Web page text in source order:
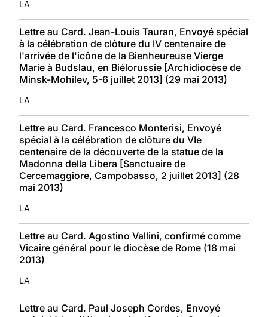
LA
Lettre au Card. Jean-Louis Tauran, Envoyé spécial
à la célébration de clôture du IV centenaire de
l'arrivée de l'icône de la Bienheureuse Vierge
Marie à Budslau, en Biélorussie [Archidiocèse de
Minsk-Mohilev, 5-6 juillet 2013] (29 mai 2013)
LA
Lettre au Card. Francesco Monterisi, Envoyé
spécial à la célébration de clôture du VIe
centenaire de la découverte de la statue de la
Madonna della Libera [Sanctuaire de
Cercemaggiore, Campobasso, 2 juillet 2013] (28
mai 2013)
LA
Lettre au Card. Agostino Vallini, confirmé comme
Vicaire général pour le diocèse de Rome (18 mai
2013)
LA
Lettre au Card. Paul Joseph Cordes, Envoyé